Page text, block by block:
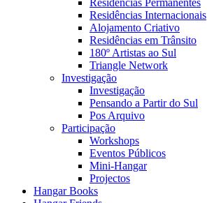
Residências Permanentes
Residências Internacionais
Alojamento Criativo
Residências em Trânsito
180º Artistas ao Sul
Triangle Network
Investigação
Investigação
Pensando a Partir do Sul
Pos Arquivo
Participação
Workshops
Eventos Públicos
Mini-Hangar
Projectos
Hangar Books